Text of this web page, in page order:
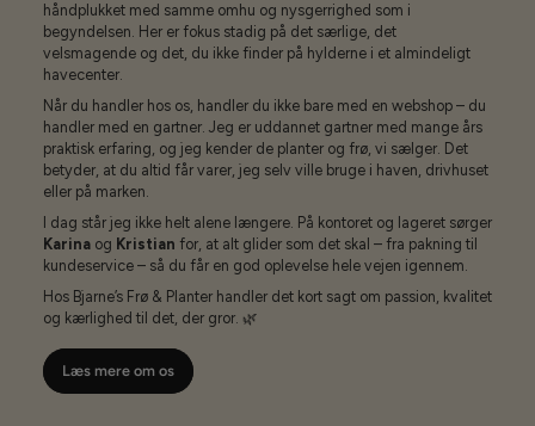
håndplukket med samme omhu og nysgerrighed som i
begyndelsen. Her er fokus stadig på det særlige, det
velsmagende og det, du ikke finder på hylderne i et almindeligt
havecenter.
Når du handler hos os, handler du ikke bare med en webshop – du
handler med en gartner. Jeg er uddannet gartner med mange års
praktisk erfaring, og jeg kender de planter og frø, vi sælger. Det
betyder, at du altid får varer, jeg selv ville bruge i haven, drivhuset
eller på marken.
I dag står jeg ikke helt alene længere. På kontoret og lageret sørger
Karina og Kristian for, at alt glider som det skal – fra pakning til
kundeservice – så du får en god oplevelse hele vejen igennem.
Hos Bjarne’s Frø & Planter handler det kort sagt om passion, kvalitet
og kærlighed til det, der gror. 🌿
Læs mere om os